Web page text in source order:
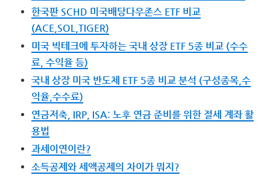
한국판 SCHD 미국배당다우존스 ETF 비교
(ACE,SOL,TIGER)
미국 빅테크에 투자하는 국내 상장 ETF 5종 비교 (수수
료, 수익율 등)
국내 상장 미국 반도체 ETF 5종 비교 분석 (구성종목,수
익율,수수료)
연금저축, IRP, ISA: 노후 연금 준비를 위한 절세 계좌 활
용법
과세이연이란?
소득공제와 세액공제의 차이가 뭐지?